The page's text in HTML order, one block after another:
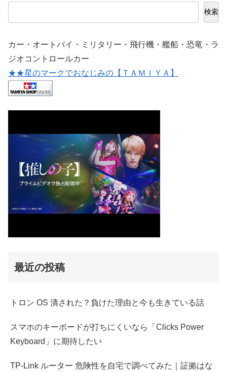
検索
カー・オートバイ・ミリタリー・飛行機・艦船・恐竜・ラ
ジオコントロールカー
★★星のマークでおなじみの【ＴＡＭＩＹＡ】
最近の投稿
トロン OS 潰された？負けた理由と今も生きている話
スマホのキーボードが打ちにくいなら「Clicks Power
Keyboard」に期待したい
TP-Link ルーター 危険性を自宅で調べてみた｜証拠はな